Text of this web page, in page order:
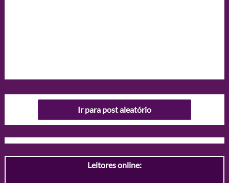
Ir para post aleatório
Leitores online: